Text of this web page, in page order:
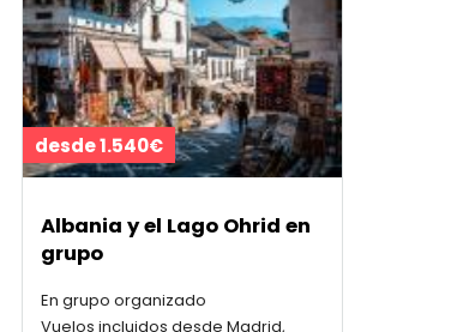
desde 1.540€
Albania y el Lago Ohrid en
grupo
En grupo organizado
Vuelos incluidos desde Madrid,